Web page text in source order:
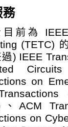
務
前為
(TETC)
) IEEE
on
、ACM
on